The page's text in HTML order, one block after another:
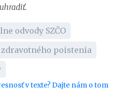
odvody SZČO
zdravotného poistenia
v texte? Dajte nám o tom